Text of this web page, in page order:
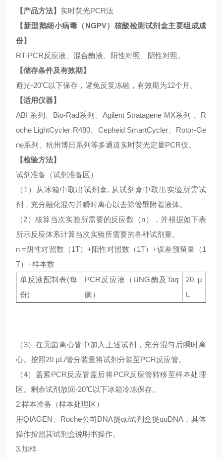
【产品方法】 实时荧光PCR法
【 新型鹅细小病毒（NGPV）核酸检测试剂盒主要组成成
份】
RT-PCR反应液、混合酶液、阳性对照、阴性对照。
【储存条件及有效期】
避光-20℃以下保存，避免反复冻融，有效期为12个月。
【适用仪器】
ABI 系列、Bio-Rad系列、Agilent Stratagene MX系列 、R
oche LightCycler R480、Cepheid SmartCycler、Rotor-Ge
ne系列、杭州博日系列等多通道实时荧光定量PCR仪。
【检验方法】
试剂准备（试剂准备区）
（ 1）从冰箱中取出试剂盒, 从试剂盒中取出实验所需试
剂，充分融化混匀并瞬时离心以去除管壁附着液体。
（2）核算当次实验所需要的反应数（n），并根据如下表
所示反应体系计算当次实验所需要的各种试剂量。
n =阴性对照数（1T）+阳性对照数（1T）+误差预留量（1
T）+样本数
单反液配制表(每
份)
PCR反应液（UNG酶及Taq
酶）
20 μ
L
（3）在无菌离心管中加入上述试剂，充分混匀后瞬时离
心。按照20 μL/管分装量将试剂分装至PCR反应管。
（4）盖紧PCR反应管盖后将PCR反应管转移至样本处理
区。剩余试剂放回-20℃以下冰箱冷冻保存。
2.样本准备（样本处理区）
用QIAGEN、Roche公司DNA提qu试剂盒提quDNA，具体
操作按照其试剂盒说明书操作。
3.加样